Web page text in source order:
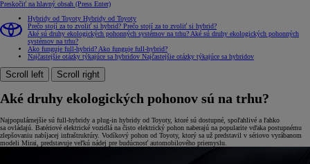
Preskočiť na hlavný obsah (Press Enter)
Hybridy od Toyoty Hybridy od Toyoty
Prečo stojí za to zvoliť si hybrid? Prečo stojí za to zvoliť si hybrid?
Aké sú druhy ekologických pohonných systémov na trhu? Aké sú druhy ekologických pohonných
systémov na trhu?
Ako funguje full-hybrid? Ako funguje full-hybrid?
Najčastejšie otázky týkajúce sa hybridov Najčastejšie otázky týkajúce sa hybridov
Scroll left Scroll right
Aké druhy ekologických pohonov sú na trhu?
Najpopulárnejšie sú full-hybridy a plug-in hybridy od Toyoty, ktoré sú dostupné, spoľahlivé a ľahko
sa ovládajú. Batériové elektrické vozidlá na čisto elektrický pohon naberajú na popularite vďaka postupnému
zlepšovaniu nabíjacej infraštruktúry. Vodíkový pohon od Toyoty, ktorý sa už predstavil v sériovo vyrábanom
modeli Mirai, predstavuje veľkú nádej pre budúcnosť automobilového priemyslu.